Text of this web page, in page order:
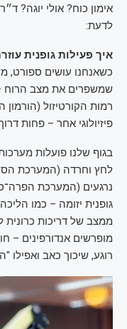
אימון כוח? אולי יוגה?
לדעת:
איך פעילות גופנית
כשאנחנו עושים ספורט,
שמשפרים את מצב הרוח –
רמות הקורטיזול
פיזיולוגי אחר – פחות
בגוף שלנו פועלות
לחץ וחרדה (המערכת
נרגעים (המערכת
גופנית יזומה – כמו
ממצב של דריכות
מופרשים אנדורפינים –
רוגע, שיכוך כאב ואפילו